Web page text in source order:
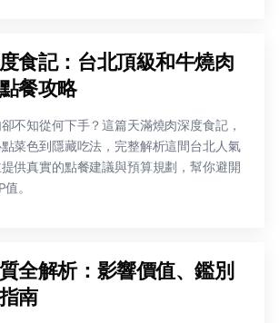
食記：台北頂級和牛燒肉
餐攻略
不知從何下手？這篇天滿燒肉深度食記，
菜色到隱藏吃法，完整解析這間台北人氣
供真實的點餐建議與預算規劃，幫你避開
。
全解析：影響價值、鑑別
南